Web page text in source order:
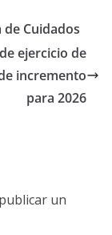
Cuidados
ejercicio de
incremento
para 2026
un